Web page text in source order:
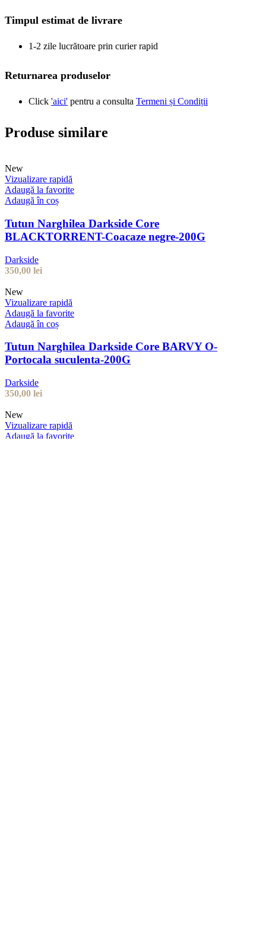
Timpul estimat de livrare
1-2 zile lucrătoare prin curier rapid
Returnarea produselor
Click 'aici' pentru a consulta Termeni și Condiții
Produse similare
New
Vizualizare rapidă
Adaugă la favorite
Adaugă în coș
Tutun Narghilea Darkside Core
BLACKTORRENT-Coacaze negre-200G
Darkside
350,00 lei
New
Vizualizare rapidă
Adaugă la favorite
Adaugă în coș
Tutun Narghilea Darkside Core BARVY O-
Portocala suculenta-200G
Darkside
350,00 lei
New
Vizualizare rapidă
Adaugă la favorite